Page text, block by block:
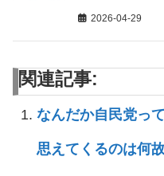
2026-04-29
関連記事:
なんだか自民党っ
思えてくるのは何